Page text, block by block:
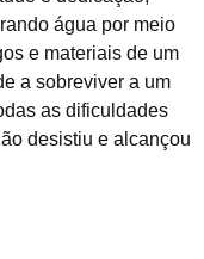
água por meio
e materiais de um
a sobreviver a um
as dificuldades
desistiu e alcançou